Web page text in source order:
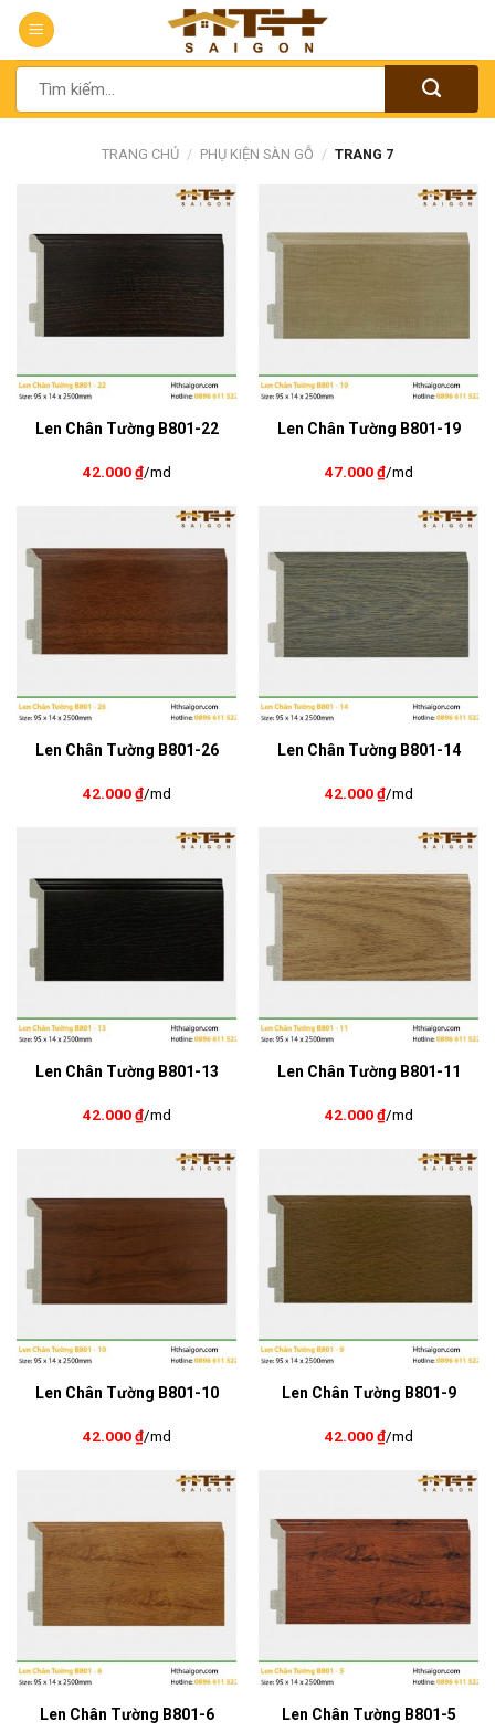
Chuyển
đến
nộiTìm
kiếm:
TRANG CHỦ / PHỤ KIỆN SÀN GỖ / TRANG 7
Len Chân Tường B801-22
42.000₫/md
Len Chân Tường B801-19
47.000₫/md
Len Chân Tường B801-26
42.000₫/md
Len Chân Tường B801-14
42.000₫/md
Len Chân Tường B801-13
42.000₫/md
Len Chân Tường B801-11
42.000₫/md
Len Chân Tường B801-10
42.000₫/md
Len Chân Tường B801-9
42.000₫/md
Len Chân Tường B801-6 Len Chân Tường B801-5